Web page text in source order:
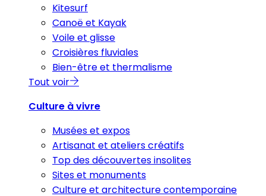
Kitesurf
Canoë et Kayak
Voile et glisse
Croisières fluviales
Bien-être et thermalisme
Tout voir
Culture à vivre
Musées et expos
Artisanat et ateliers créatifs
Top des découvertes insolites
Sites et monuments
Culture et architecture contemporaine